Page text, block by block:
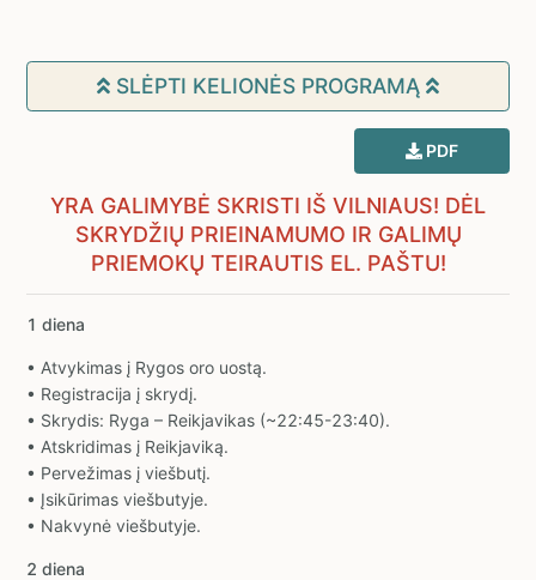
SLĖPTI KELIONĖS PROGRAMĄ
PDF
YRA GALIMYBĖ SKRISTI IŠ VILNIAUS! DĖL
SKRYDŽIŲ PRIEINAMUMO IR GALIMŲ
PRIEMOKŲ TEIRAUTIS EL. PAŠTU!
1 diena
• Atvykimas į Rygos oro uostą.
• Registracija į skrydį.
• Skrydis: Ryga – Reikjavikas (~22:45-23:40).
• Atskridimas į Reikjaviką.
• Pervežimas į viešbutį.
• Įsikūrimas viešbutyje.
• Nakvynė viešbutyje.
2 diena